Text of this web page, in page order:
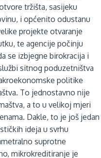
tržišta, sasijeku
i općenito odustanu
projekte otvaranje
te agencije počinju
se izbjegne birokracija i
sitnog poduzetništva
politike
To jednostavno nije
a to u velikoj mjeri
Dakle, to je još jedan
ideja u svrhu
suprotne
mikrokreditiranje je